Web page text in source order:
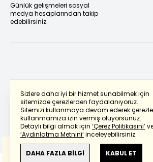
Sizlere daha iyi bir hizmet sunabilmek için
sitemizde çerezlerden faydalanıyoruz.
Sitemizi kullanmaya devam ederek
kullanmamıza izin vermiş oluyorsunuz.
Detaylı bilgi almak için ‘Çerez Politikasını’
‘Aydınlatma Metnini’inceleyebilirsiniz.
DAHA FAZLA BİLGİ KABUL ET
Günlük gelişmeleri sosyal
medya hesaplarından takip
edebilirsiniz.
Powered by Translate
Bu çevirideGoogle Transletekullanılmıştır.
Anlam ve çeviri hatalarından
haberturk.com